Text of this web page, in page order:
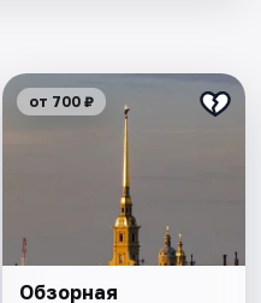
от 700 ₽
Обзорная